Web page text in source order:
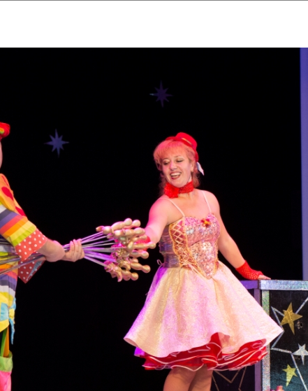
культурный центр
Дворец Республики
Новости Афиша Арт-монитор Арт-прожектор
ГКЦ "ДВОРЕЦ РЕСПУБЛИКИ"
фестиваля
"Созвездие